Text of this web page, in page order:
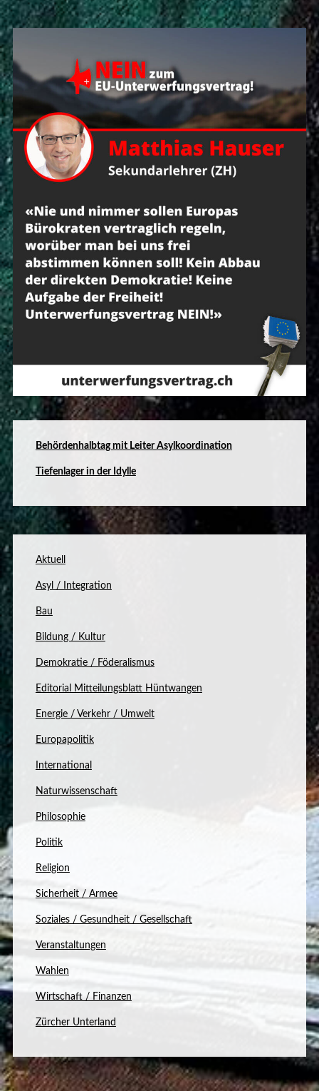
Behördenhalbtag mit Leiter Asylkoordination
Tiefenlager in der Idylle
Aktuell
Asyl / Integration
Bau
Bildung / Kultur
Demokratie / Föderalismus
Editorial Mitteilungsblatt Hüntwangen
Energie / Verkehr / Umwelt
Europapolitik
International
Naturwissenschaft
Philosophie
Politik
Religion
Sicherheit / Armee
Soziales / Gesundheit / Gesellschaft
Veranstaltungen
Wahlen
Wirtschaft / Finanzen
Zürcher Unterland